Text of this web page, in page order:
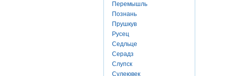
Перемышль
Познань
Прушкув
Русец
Седльце
Серадз
Слупск
Сулеювек